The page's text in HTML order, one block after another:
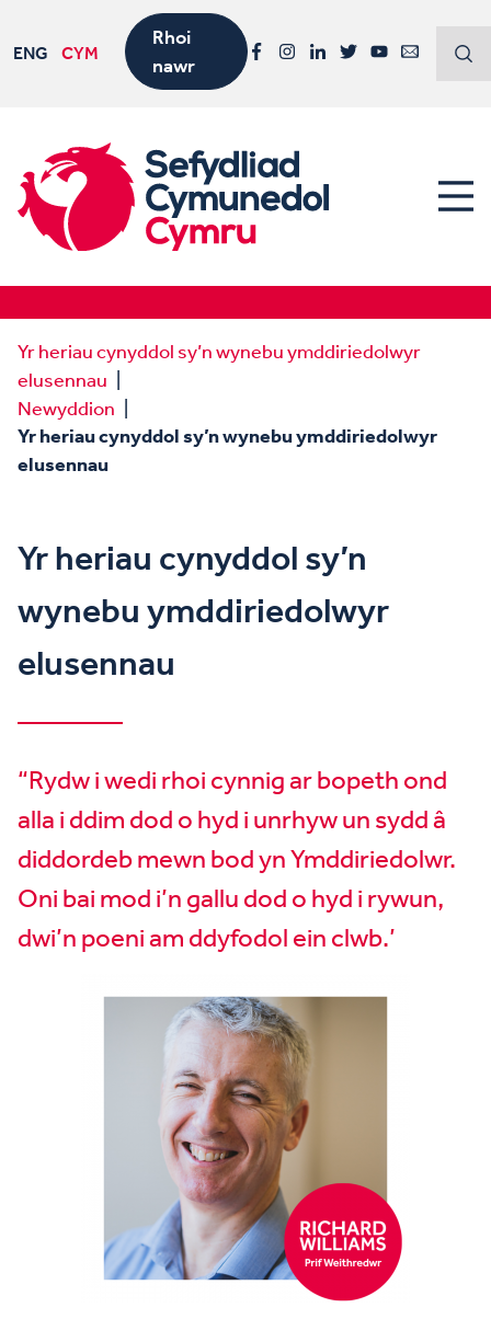
ENG CYM
Rhoi
nawr
Yr heriau cynyddol sy’n wynebu ymddiriedolwyr
elusennau
Newyddion
Yr heriau cynyddol sy’n wynebu ymddiriedolwyr
elusennau
Yr heriau cynyddol sy’n
wynebu ymddiriedolwyr
elusennau
“Rydw i wedi rhoi cynnig ar bopeth ond
alla i ddim dod o hyd i unrhyw un sydd â
diddordeb mewn bod yn Ymddiriedolwr.
Oni bai mod i’n gallu dod o hyd i rywun,
dwi’n poeni am ddyfodol ein clwb.’